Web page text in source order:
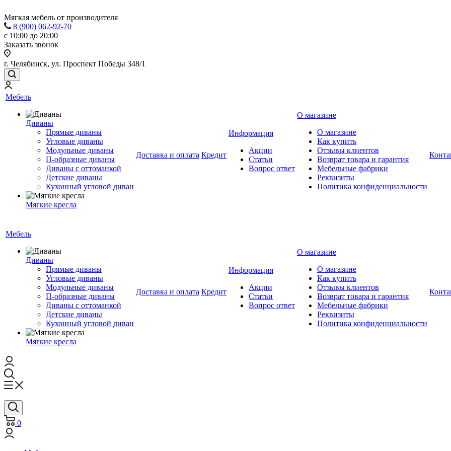
Мягкая мебель от производителя
8 (900) 062-92-70
с 10:00 до 20:00
Заказать звонок
г. Челябинск, ул. Проспект Победы 348/1
Мебель
Диваны
Прямые диваны
Угловые диваны
Модульные диваны
П-образные диваны
Диваны с оттоманкой
Детские диваны
Кухонный угловой диван
Мягкие кресла
Доставка и оплата Кредит
Информация
Акции
Статьи
Вопрос ответ
О магазине
О магазине
Как купить
Отзывы клиентов
Возврат товара и гарантия
Мебельные фабрики
Реквизиты
Политика конфиденциальности
Мебель
Диваны
Прямые диваны
Угловые диваны
Модульные диваны
П-образные диваны
Диваны с оттоманкой
Детские диваны
Кухонный угловой диван
Мягкие кресла
Доставка и оплата Кредит
Информация
Акции
Статьи
Вопрос ответ
О магазине
О магазине
Как купить
Отзывы клиентов
Возврат товара и гарантия
Мебельные фабрики
Реквизиты
Политика конфиденциальности
0